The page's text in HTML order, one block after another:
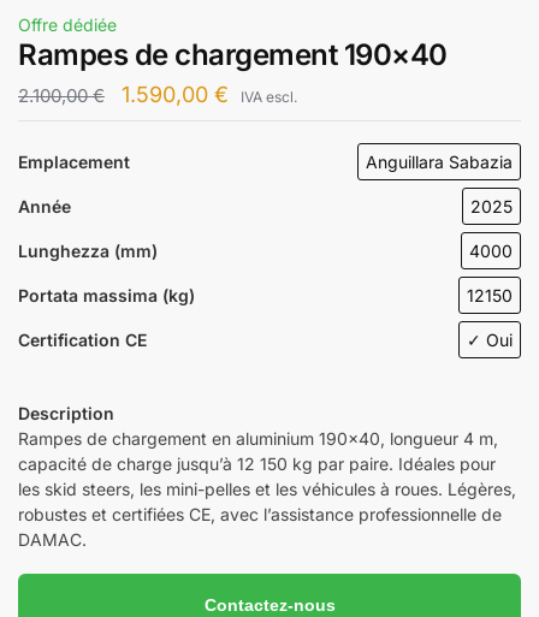
Offre dédiée
Rampes de chargement 190×40
2.100,00€ 1.590,00 € IVA escl.
Emplacement Anguillara Sabazia
Année 2025
Lunghezza (mm) 4000
Portata massima (kg) 12150
Certification CE ✓ Oui
Description
Rampes de chargement en aluminium 190×40, longueur 4 m,
capacité de charge jusqu’à 12 150 kg par paire. Idéales pour
les skid steers, les mini-pelles et les véhicules à roues. Légères,
robustes et certifiées CE, avec l’assistance professionnelle de
DAMAC.
Contactez-nous